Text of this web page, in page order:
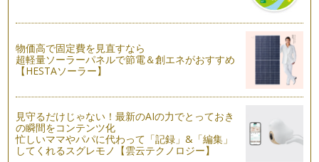
みなさんはどういうときにお花屋さんに…
親子で楽しむ苔玉作り〜リビングに合う洋風アレンジ
苔玉とはお好きな植物を専用用土で成形し、苔で被ったもの
で、インテリアとしても注目…
物価高で固定費を見直すなら
超軽量ソーラーパネルで節電＆創エネがおすすめ
【HESTAソーラー】
見守るだけじゃない！最新のAIの力でとっておき
の瞬間をコンテンツ化
忙しいママやパパに代わって「記録」&「編集」
してくれるスグレモノ【雲云テクノロジー】